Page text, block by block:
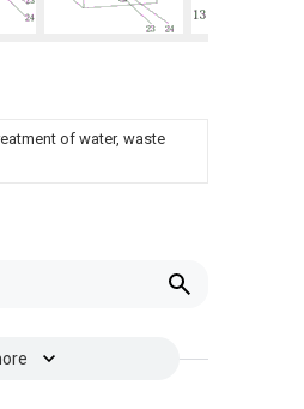
of water, waste